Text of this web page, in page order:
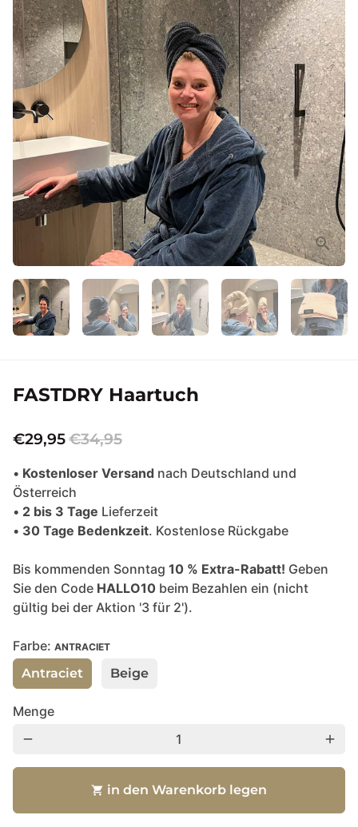
FASTDRY Haartuch
€29,95€34,95
• Kostenloser Versand nach Deutschland und
Österreich
• 2 bis 3 Tage Lieferzeit
• 30 Tage Bedenkzeit. Kostenlose Rückgabe
Bis kommenden Sonntag 10 % Extra-Rabatt! Geben
Sie den Code HALLO10 beim Bezahlen ein (nicht
gültig bei der Aktion '3 für 2').
Farbe: ANTRACIET
Antraciet Beige
Menge
remove add
shopping_cart in den Warenkorb legen